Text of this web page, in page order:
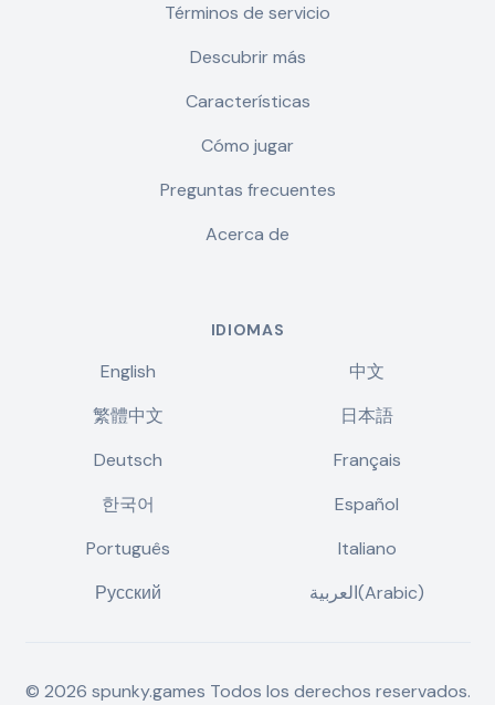
Términos de servicio
Descubrir más
Características
Cómo jugar
Preguntas frecuentes
Acerca de
IDIOMAS
English
中文
繁體中文
日本語
Deutsch
Français
한국어
Español
Português
Italiano
Русский
العربية(Arabic)
© 2026 spunky.games Todos los derechos reservados.